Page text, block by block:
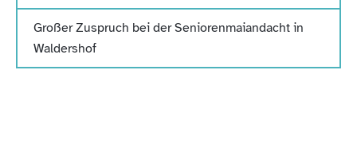
Großer Zuspruch bei der Seniorenmaiandacht in
Waldershof